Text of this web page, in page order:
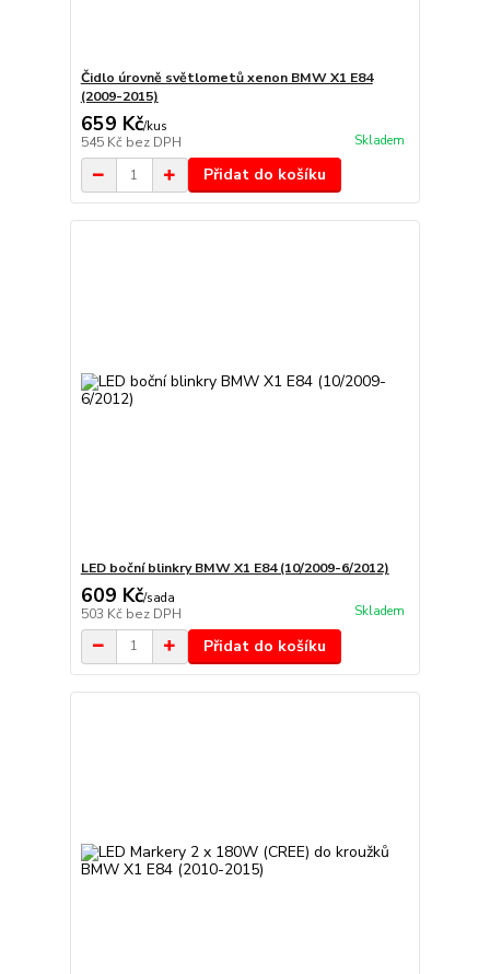
Čidlo úrovně světlometů xenon BMW X1 E84
(2009-2015)
659 Kč/kus
545 Kč bez DPH Skladem
Přidat do košíku
LED boční blinkry BMW X1 E84 (10/2009-6/2012)
609 Kč/sada
503 Kč bez DPH Skladem
Přidat do košíku